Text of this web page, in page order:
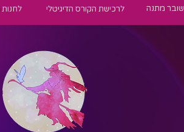
לרכישת הקורס הדיגיטלי שובר מתנה